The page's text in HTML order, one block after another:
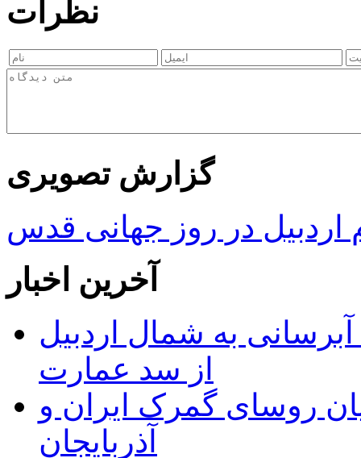
نظرات
گزارش تصویری
در روز جهانی قدس
آخرین اخبار
ماده ۲۳ طرح آبرسانی به شمال اردبیل
از سد عمارت
روسای گمرک ایران و
آذربایجان